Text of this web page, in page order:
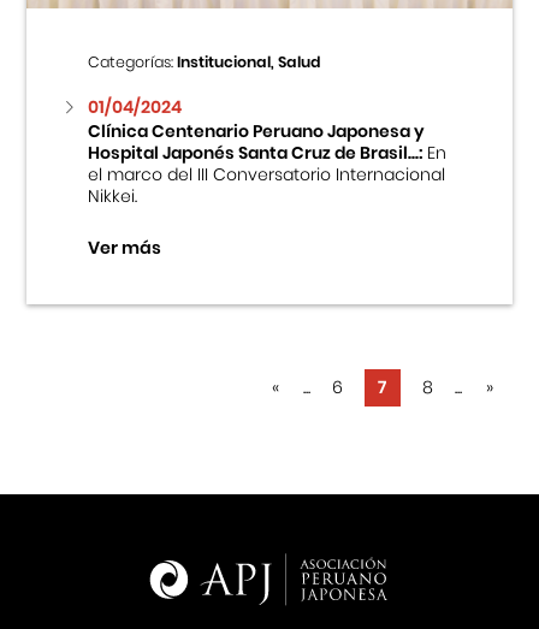
Categorías:Institucional, Salud
01/04/2024
Clínica Centenario Peruano Japonesa y
Hospital Japonés Santa Cruz de Brasil...:En
el marco del III Conversatorio Internacional
Nikkei.
Ver más
« ... 6 7 8 ... »